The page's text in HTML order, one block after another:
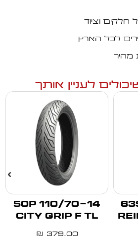
וציוד
לכל הארץ
מהיר
לעניין אותך
140/60-13
110/70-14 50P
CITY GRIP F TL
379.00
₪